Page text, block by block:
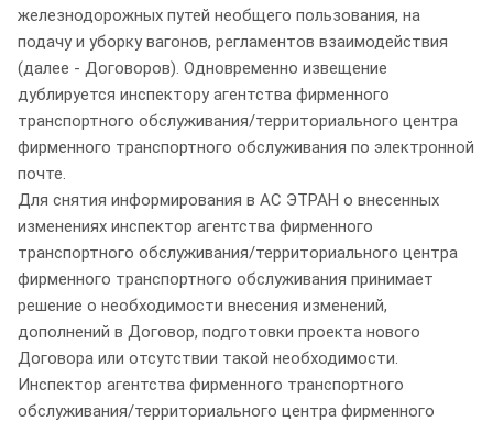
железнодорожных путей необщего пользования, на
подачу и уборку вагонов, регламентов взаимодействия
(далее - Договоров). Одновременно извещение
дублируется инспектору агентства фирменного
транспортного обслуживания/территориального центра
фирменного транспортного обслуживания по электронной
почте.
Для снятия информирования в АС ЭТРАН о внесенных
изменениях инспектор агентства фирменного
транспортного обслуживания/территориального центра
фирменного транспортного обслуживания принимает
решение о необходимости внесения изменений,
дополнений в Договор, подготовки проекта нового
Договора или отсутствии такой необходимости.
Инспектор агентства фирменного транспортного
обслуживания/территориального центра фирменного